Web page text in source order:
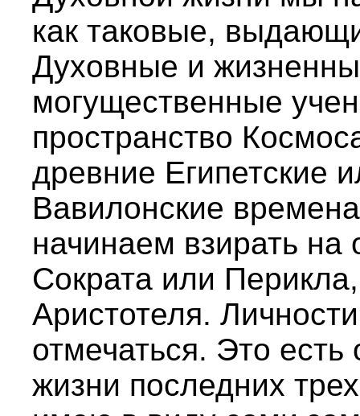
как таковые,
Духовные и
могущественные
пространство
древние Египетские
Вавилонские
начинаем взирать на
Сократа или
Аристотеля.
отмечаться. Это
жизни последних